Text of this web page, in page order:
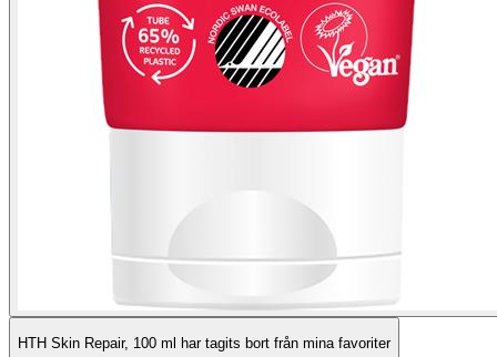
HTH Skin Repair, 100 ml har tagits bort från mina favoriter